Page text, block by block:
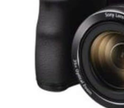
4,53" × 2,7" × 1,73", cet
appareil photo numérique 8K
compact est facile à transporter.
Il est livré avec une carte
mémoire de 32 Go et deux
batteries rechargeables de
1050 mAh, vous permettant de
commencer à capturer des
moments immédiatement et de
profiter d’un temps de prise de
vue prolongé. Pour toute
question, notre service client